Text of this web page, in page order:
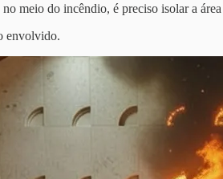
meio do incêndio, é preciso isolar a
envolvido.